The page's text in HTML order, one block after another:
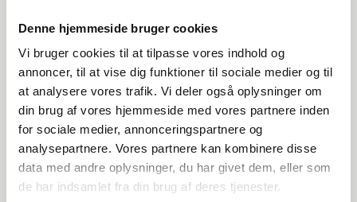
Denne hjemmeside bruger cookies
Vi bruger cookies til at tilpasse vores indhold og
annoncer, til at vise dig funktioner til sociale medier og til
at analysere vores trafik. Vi deler også oplysninger om
din brug af vores hjemmeside med vores partnere inden
for sociale medier, annonceringspartnere og
analysepartnere. Vores partnere kan kombinere disse
data med andre oplysninger, du har givet dem, eller som
de har indsamlet fra din brug af deres tjenester.
150,00 kr.